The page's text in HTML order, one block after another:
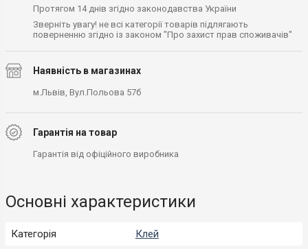
Протягом 14 днів згідно законодавства України
Зверніть увагу! не всі категорії товарів підлягають
поверненню згідно із законом "Про захист прав споживачів"
Наявність в магазинах
м.Львів, Вул.Польова 57б
Гарантія на товар
Гарантія від офіційного виробника
Основні характеристики
Категорія
Клей